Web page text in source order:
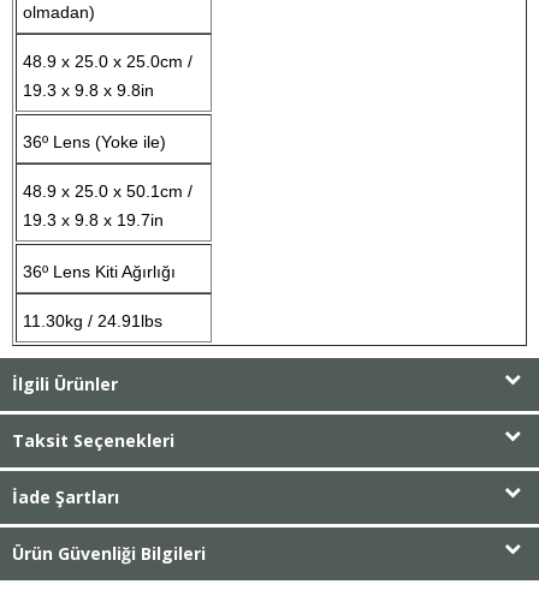
olmadan)
48.9 x 25.0 x 25.0cm /
19.3 x 9.8 x 9.8in
36º Lens (Yoke ile)
48.9 x 25.0 x 50.1cm /
19.3 x 9.8 x 19.7in
36º Lens Kiti Ağırlığı
11.30kg / 24.91lbs
İlgili Ürünler
Taksit Seçenekleri
İade Şartları
Ürün Güvenliği Bilgileri